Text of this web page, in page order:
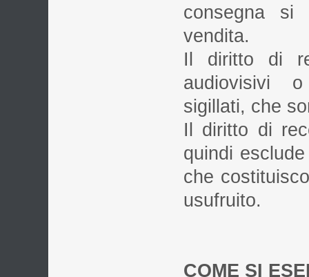
consegna si
vendita.
Il diritto di
audiovisivi
sigillati, che
Il diritto di
quindi
che
usufruito.
COME SI